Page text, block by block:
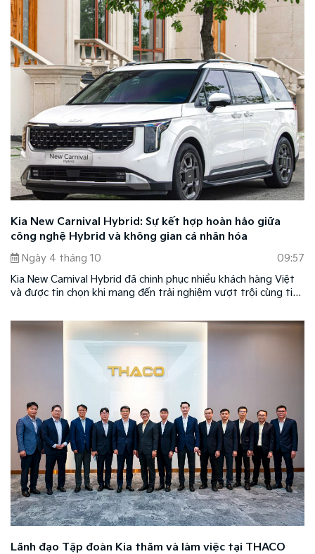
Kia New Carnival Hybrid: Sự kết hợp hoàn hảo giữa
công nghệ Hybrid và không gian cá nhân hóa
Ngày 4 tháng 10
09:57
Kia New Carnival Hybrid đã chinh phục nhiều khách hàng Việt
và được tin chọn khi mang đến trải nghiệm vượt trội cùng tiện
thời, mẫu xe cũng là sự kết hợp hoàn hảo giữa công nghệ
xanh Hybrid và không gian cá nhân hóa theo phong cách của
chủ nhân, tôn vinh đẳng cấp của chủ sở hữu.
Lãnh đạo Tập đoàn Kia thăm và làm việc tại THACO